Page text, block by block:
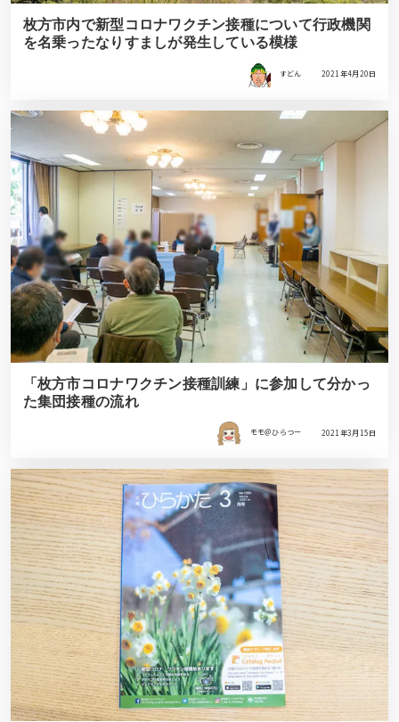
枚方市内で新型コロナワクチン接種について行政機関
を名乗ったなりすましが発生している模様
すどん 2021年4月20日
「枚方市コロナワクチン接種訓練」に参加して分かっ
た集団接種の流れ
モモ＠ひらつー 2021年3月15日